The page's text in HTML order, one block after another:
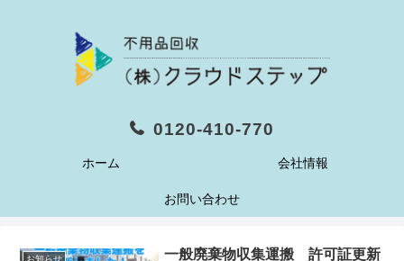
0120-410-770
ホーム 会社情報
お問い合わせ
お知らせ
一般廃棄物収集運搬 許可証更新